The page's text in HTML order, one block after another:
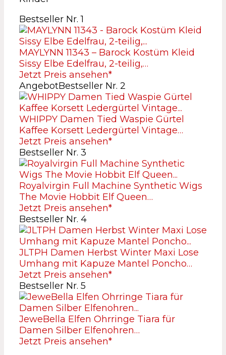
Bestseller Nr. 1
MAYLYNN 11343 – Barock Kostüm Kleid
Sissy Elbe Edelfrau, 2-teilig,…
Jetzt Preis ansehen*
AngebotBestseller Nr. 2
WHIPPY Damen Tied Waspie Gürtel
Kaffee Korsett Ledergürtel Vintage…
Jetzt Preis ansehen*
Bestseller Nr. 3
Royalvirgin Full Machine Synthetic Wigs
The Movie Hobbit Elf Queen…
Jetzt Preis ansehen*
Bestseller Nr. 4
JLTPH Damen Herbst Winter Maxi Lose
Umhang mit Kapuze Mantel Poncho…
Jetzt Preis ansehen*
Bestseller Nr. 5
JeweBella Elfen Ohrringe Tiara für
Damen Silber Elfenohren…
Jetzt Preis ansehen*